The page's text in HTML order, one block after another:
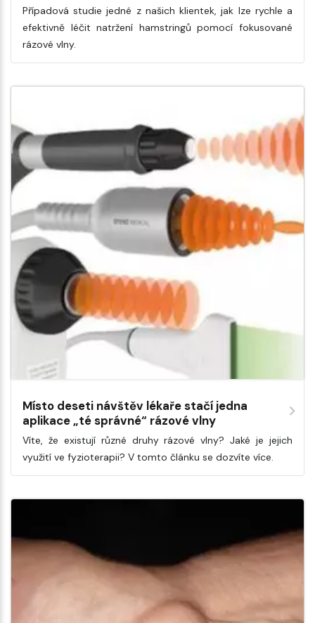
Případová studie jedné z našich klientek, jak lze rychle a
efektivně léčit natržení hamstringů pomocí fokusované
rázové vlny.
Místo deseti návštěv lékaře stačí jedna
aplikace „té správné“ rázové vlny
Víte, že existují různé druhy rázové vlny? Jaké je jejich
využití ve fyzioterapii? V tomto článku se dozvíte více.